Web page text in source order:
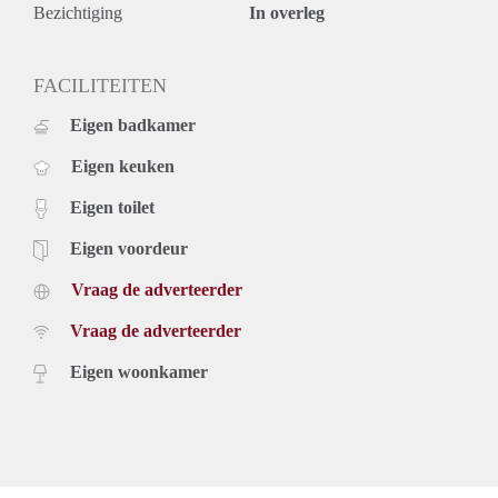
Bezichtiging In overleg
FACILITEITEN
Eigen badkamer
Eigen keuken
Eigen toilet
Eigen voordeur
Vraag de adverteerder
Vraag de adverteerder
Eigen woonkamer